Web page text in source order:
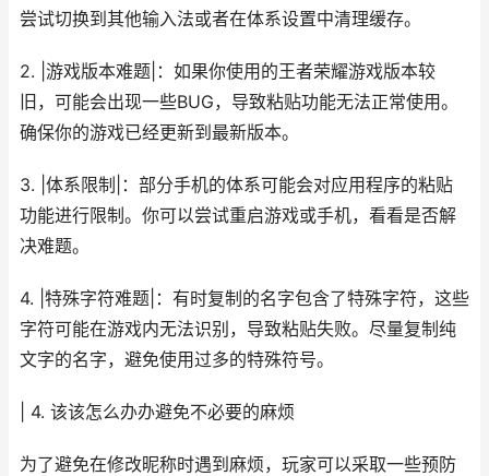
尝试切换到其他输入法或者在体系设置中清理缓存。
2. |游戏版本难题|：如果你使用的王者荣耀游戏版本较
旧，可能会出现一些BUG，导致粘贴功能无法正常使用。
确保你的游戏已经更新到最新版本。
3. |体系限制|：部分手机的体系可能会对应用程序的粘贴
功能进行限制。你可以尝试重启游戏或手机，看看是否解
决难题。
4. |特殊字符难题|：有时复制的名字包含了特殊字符，这些
字符可能在游戏内无法识别，导致粘贴失败。尽量复制纯
文字的名字，避免使用过多的特殊符号。
| 4. 该该怎么办办避免不必要的麻烦
为了避免在修改昵称时遇到麻烦，玩家可以采取一些预防